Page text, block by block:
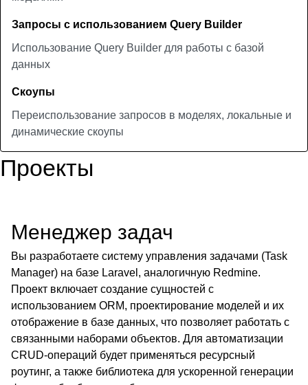
Запросы с использованием Query Builder
Использование Query Builder для работы с базой
данных
Скоупы
Переиспользование запросов в моделях, локальные и
динамические скоупы
Проекты
Менеджер задач
Вы разработаете систему управления задачами (Task
Manager) на базе Laravel, аналогичную Redmine.
Проект включает создание сущностей с
использованием ORM, проектирование моделей и их
отображение в базе данных, что позволяет работать с
связанными наборами объектов. Для автоматизации
CRUD-операций будет применяться ресурсный
роутинг, а также библиотека для ускоренной генерации